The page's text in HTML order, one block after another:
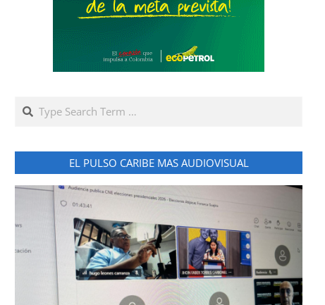
Search
EL PULSO CARIBE MAS AUDIOVISUAL